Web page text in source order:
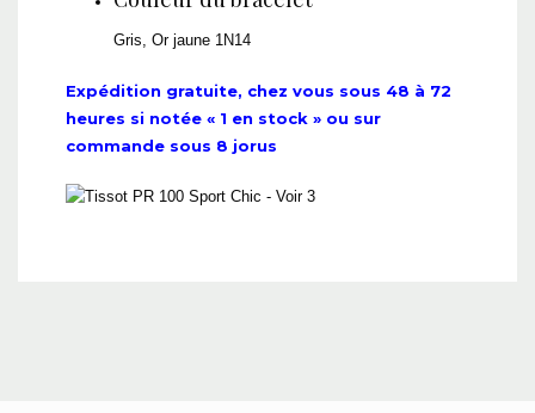
Gris, Or jaune 1N14
Expédition gratuite, chez vous sous 48 à 72
heures si notée « 1 en stock » ou sur
commande sous 8 jorus